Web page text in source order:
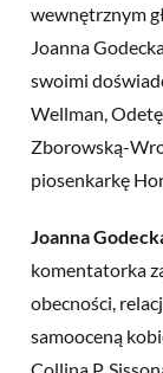
wewnętrznym
Joanna
swoimi
Wellman,
Zborowską-
piosenkarkę
Joanna
komentatorka
obecności,
samooceną